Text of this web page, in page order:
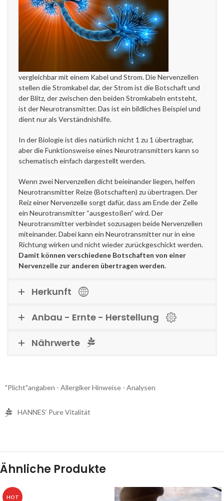
vergleichbar mit einem Kabel und Strom. Die Nervenzellen
stellen die Stromkabel dar, der Strom ist die Botschaft und
der Blitz, der zwischen den beiden Stromkabeln entsteht,
ist der Neurotransmitter. Das ist ein bildliches Beispiel und
dient nur als Verständnishilfe.
In der Biologie ist dies natürlich nicht 1 zu 1 übertragbar,
aber die Funktionsweise eines Neurotransmitters kann so
schematisch einfach dargestellt werden.
Wenn zwei Nervenzellen dicht beieinander liegen, helfen
Neurotransmitter Reize (Botschaften) zu übertragen. Der
Reiz einer Nervenzelle sorgt dafür, dass am Ende der Zelle
ein Neurotransmitter “ausgestoßen” wird. Der
Neurotransmitter verbindet sozusagen beide Nervenzellen
miteinander. Dabei kann ein Neurotransmitter nur in eine
Richtung wirken und nicht wieder zurückgeschickt werden.
Damit können verschiedene Botschaften von einer
Nervenzelle zur anderen übertragen werden.
Herkunft
Anbau - Ernte - Herstellung
Nährwerte
"Plicht"angaben - Allergiker Hinweise - Analysen
HANNES‘ Pure Vitalität
Ähnliche Produkte
HOT